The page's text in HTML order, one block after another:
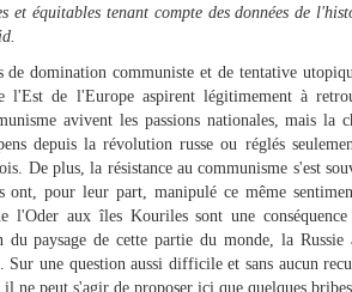
et équitables tenant compte des données de
de domination communiste et de tentative
l'Est de l'Europe aspirent légitimement à
avivent les passions nationales, mais
depuis la révolution russe ou réglés
De plus, la résistance au communisme s'est
ont, pour leur part, manipulé ce même
l'Oder aux îles Kouriles sont une
paysage de cette partie du monde, la Russie
Sur une question aussi difficile et sans aucun
ne peut s'agir de proposer ici que quelques